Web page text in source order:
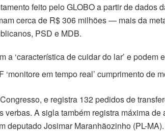
feito pelo GLOBO a partir de dados
cerca de R$ 306 milhões — mais da
PSD e MDB.
a ‘característica de cuidar do lar’ e podem
‘monitore em tempo real’ cumprimento de
e registra 132 pedidos de
A sigla também registra máxima
deputado Josimar Maranhãozinho (PL-